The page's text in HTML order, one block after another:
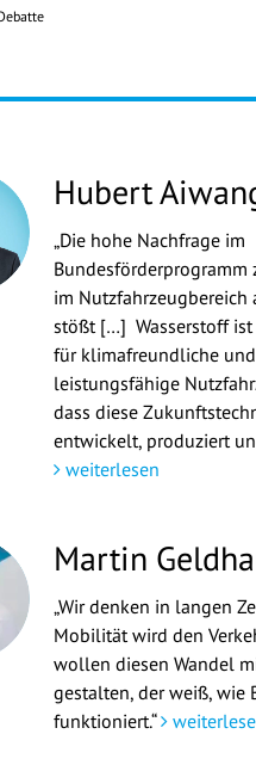
Hubert
„Die hohe Nachfrage im
Bundesförderprogramm
im Nutzfahrzeugbereich
stößt […] Wasserstoff
für klimafreundliche
leistungsfähige
dass diese
entwickelt, produziert
weiterlesen
Martin
„Wir denken in langen
Mobilität wird den
wollen diesen Wandel
gestalten, der weiß, wie
funktioniert.“